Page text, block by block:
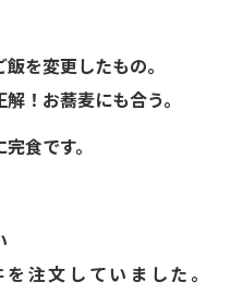
を変更したもの。
！お蕎麦にも合う。
食です。
注文していました。